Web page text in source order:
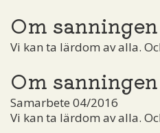
Om
Vi kan ta lärdom av alla.
Om
Samarbete 04/2016
Vi kan ta lärdom av alla.